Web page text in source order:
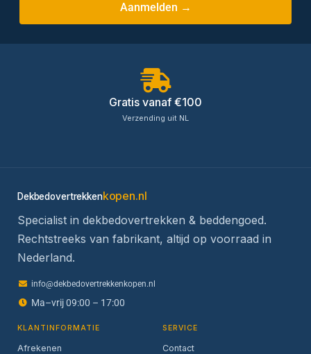
Aanmelden →
Gratis vanaf €100
Verzending uit NL
Dekbedovertrekkenkopen.nl
Specialist in dekbedovertrekken & beddengoed.
Rechtstreeks van fabrikant, altijd op voorraad in
Nederland.
info@dekbedovertrekkenkopen.nl
Ma–vrij 09:00 – 17:00
KLANTINFORMATIE
Afrekenen
SERVICE
Contact